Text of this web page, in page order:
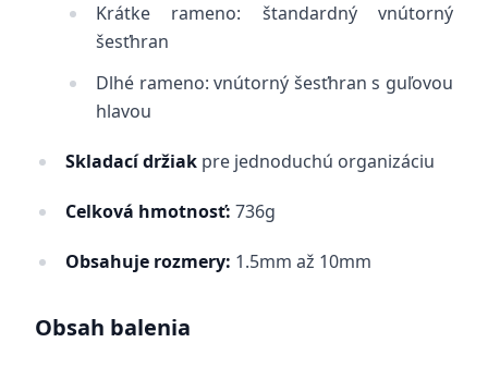
Krátke rameno: štandardný vnútorný
šesťhran
Dlhé rameno: vnútorný šesťhran s guľovou
hlavou
Skladací držiak pre jednoduchú organizáciu
Celková hmotnosť: 736g
Obsahuje rozmery: 1.5mm až 10mm
Obsah balenia